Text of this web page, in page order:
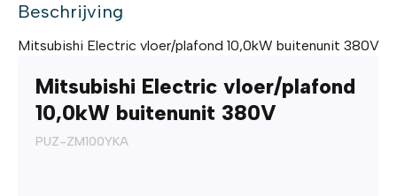
Beschrijving
Mitsubishi Electric vloer/plafond 10,0kW buitenunit 380V
Mitsubishi Electric vloer/plafond
10,0kW buitenunit 380V
PUZ-ZM100YKA